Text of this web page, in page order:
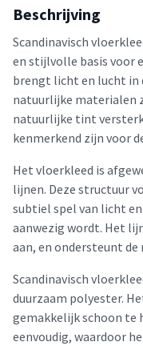
Beschrijving
Scandinavisch
en stijlvolle basis voor
brengt licht en lucht in
natuurlijke materialen
natuurlijke tint
kenmerkend zijn voor
Het vloerkleed is
lijnen. Deze structuur
subtiel spel van licht
aanwezig wordt. Het
aan, en ondersteunt
Scandinavisch
duurzaam polyester.
gemakkelijk schoon te
eenvoudig, waardoor